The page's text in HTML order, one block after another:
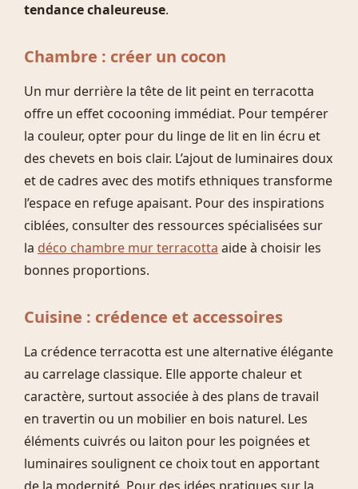
tendance chaleureuse.
Chambre : créer un cocon
Un mur derrière la tête de lit peint en terracotta
offre un effet cocooning immédiat. Pour tempérer
la couleur, opter pour du linge de lit en lin écru et
des chevets en bois clair. L’ajout de luminaires doux
et de cadres avec des motifs ethniques transforme
l’espace en refuge apaisant. Pour des inspirations
ciblées, consulter des ressources spécialisées sur
la déco chambre mur terracotta aide à choisir les
bonnes proportions.
Cuisine : crédence et accessoires
La crédence terracotta est une alternative élégante
au carrelage classique. Elle apporte chaleur et
caractère, surtout associée à des plans de travail
en travertin ou un mobilier en bois naturel. Les
éléments cuivrés ou laiton pour les poignées et
luminaires soulignent ce choix tout en apportant